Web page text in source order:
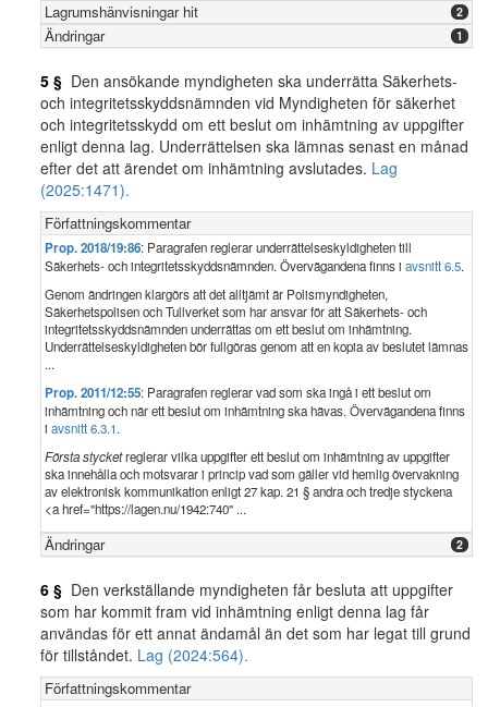
Lagrumshänvisningar hit 2
Ändringar 1
5 § Den ansökande myndigheten ska underrätta Säkerhets-
och integritetsskyddsnämnden vid Myndigheten för säkerhet
och integritetsskydd om ett beslut om inhämtning av uppgifter
enligt denna lag. Underrättelsen ska lämnas senast en månad
efter det att ärendet om inhämtning avslutades. Lag
(2025:1471).
Författningskommentar
Prop. 2018/19:86: Paragrafen reglerar underrättelseskyldigheten till
Säkerhets- och integritetsskyddsnämnden. Övervägandena finns i avsnitt 6.5.
Genom ändringen klargörs att det alltjämt är Polismyndigheten,
Säkerhetspolisen och Tullverket som har ansvar för att Säkerhets- och
integritetsskyddsnämnden underrättas om ett beslut om inhämtning.
Underrättelseskyldigheten bör fullgöras genom att en kopia av beslutet lämnas
...
Prop. 2011/12:55: Paragrafen reglerar vad som ska ingå i ett beslut om
inhämtning och när ett beslut om inhämtning ska hävas. Övervägandena finns
i avsnitt 6.3.1.
Första stycketreglerar vilka uppgifter ett beslut om inhämtning av uppgifter
ska innehålla och motsvarar i princip vad som gäller vid hemlig övervakning
av elektronisk kommunikation enligt 27 kap. 21 § andra och tredje styckena
<a href="https://lagen.nu/1942:740" ...
Ändringar 2
6 § Den verkställande myndigheten får besluta att uppgifter
som har kommit fram vid inhämtning enligt denna lag får
användas för ett annat ändamål än det som har legat till grund
för tillståndet. Lag (2024:564).
Författningskommentar